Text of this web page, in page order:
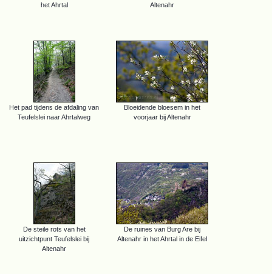
het Ahrtal
Altenahr
Het pad tijdens de afdaling van
Teufelslei naar Ahrtalweg
Bloeidende bloesem in het
voorjaar bij Altenahr
De steile rots van het
uitzichtpunt Teufelslei bij
Altenahr
De ruines van Burg Are bij
Altenahr in het Ahrtal in de Eifel